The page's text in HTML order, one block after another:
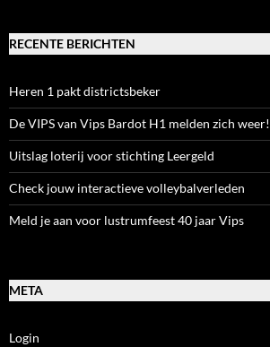
RECENTE BERICHTEN
Heren 1 pakt districtsbeker
De VIPS van Vips Bardot H1 melden zich weer!
Uitslag loterij voor stichting Leergeld
Check jouw interactieve volleybalverleden
Meld je aan voor lustrumfeest 40 jaar Vips
META
Login